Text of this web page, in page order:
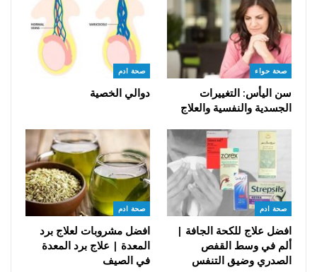
صحة حواء
سن اليأس: التغييرات
الجسدية والنفسية والعلاج
صحة ادم
دوالي الخصية
صحة ادم
افضل علاج للكحة الجافة |
ألم في وسط القفص
الصدري وضيق التنفس
صحة ادم
افضل مشروبات لعلاج برد
المعدة | علاج برد المعدة
في الصيف